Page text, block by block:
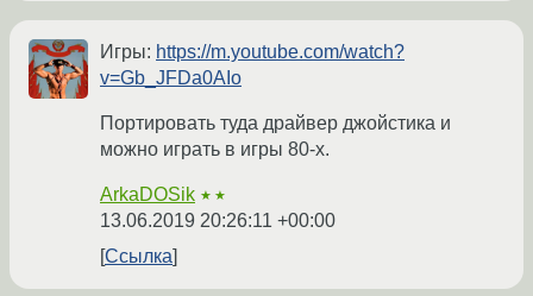
Игры: https://m.youtube.com/watch?
v=Gb_JFDa0AIo
Портировать туда драйвер джойстика и
можно играть в игры 80-х.
ArkaDOSik ★★
13.06.2019 20:26:11 +00:00
Ссылка